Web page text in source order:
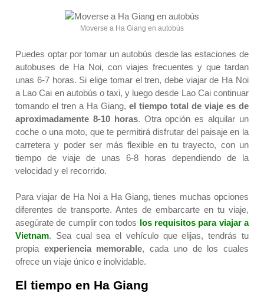
Moverse a Ha Giang en autobús
Puedes optar por tomar un autobús desde las estaciones de
autobuses de Ha Noi, con viajes frecuentes y que tardan
unas 6-7 horas. Si elige tomar el tren, debe viajar de Ha Noi
a Lao Cai en autobús o taxi, y luego desde Lao Cai continuar
tomando el tren a Ha Giang, el tiempo total de viaje es de
aproximadamente 8-10 horas. Otra opción es alquilar un
coche o una moto, que te permitirá disfrutar del paisaje en la
carretera y poder ser más flexible en tu trayecto, con un
tiempo de viaje de unas 6-8 horas dependiendo de la
velocidad y el recorrido.
Para viajar de Ha Noi a Ha Giang, tienes muchas opciones
diferentes de transporte. Antes de embarcarte en tu viaje,
asegúrate de cumplir con todos los requisitos para viajar a
Vietnam. Sea cual sea el vehículo que elijas, tendrás tu
propia experiencia memorable, cada uno de los cuales
ofrece un viaje único e inolvidable.
El tiempo en Ha Giang